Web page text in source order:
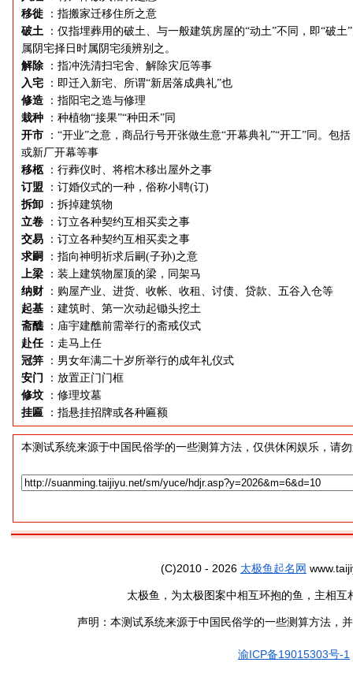
移徙
：指搬家迁移住所之意
破土
：仅指埋葬用的破土、与一般建筑房屋的“动土”不同，即“破
属阴宅择日时属阴宅须辨别之。
解除
：指冲洗清扫宅舍、解除灾厄等事
入宅
：即迁入新宅、所谓“新居落成典礼”也
修造
：指阳宅之造与修理
栽种
：种植物“接果”“种田禾”同
开市
：“开业”之意，商品行号开张做生意“开幕典礼”“开工”同。
或新厂开幕等事
移柩
：行葬仪时、将棺木移出屋外之事
订盟
：订婚仪式的一种，俗称小聘(订)
拆卸
：拆掉建筑物
立卷
：订立各种契约互相买卖之事
交易
：订立各种契约互相买卖之事
求嗣
：指向神明祈求后嗣(子孙)之意
上梁
：装上建筑物屋顶的梁，同架马
纳财
：购屋产业、进货、收帐、收租、讨债、贷款、五谷入仓等
起基
：建筑时、第一次动起锄头挖土
斋醮 ：庙宇建醮前需举行的斋戒仪式
赴任 ：走马上任
冠笄
：男女年满二十岁所举行的成年礼仪式
安门
：放置正门门框
修坟
：修理坟墓
挂匾
：指悬挂招牌或各种匾额
本测试系统来源于中国民俗学的一些测算方法，仅供休闲娱乐，请
(C)2010 - 2026 太极鱼起名网
太极鱼，为太极图案中相互环抱的鱼，主相
声明：本测试系统来源于中国民俗学的一些测算方法，
渝ICP备19015303号-1